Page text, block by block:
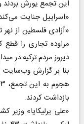
این تجمع یورش بردند
«آزادی فلسطین از
مراوده تجاری را
دیروز مردم ترکیه در
بازداشت کردند.
«علی یرلیکایا» وزیر